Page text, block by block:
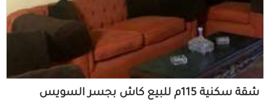
شقة سكنية 115م للبيع كاش بجسر السويس